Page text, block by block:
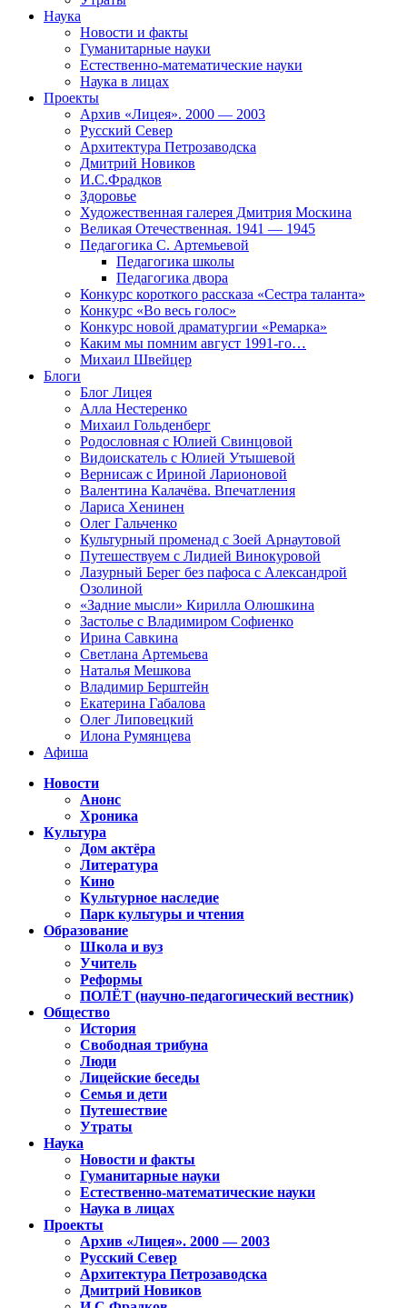
Наука
Новости и факты
Гуманитарные науки
Естественно-математические науки
Наука в лицах
Проекты
Архив «Лицея». 2000 — 2003
Русский Север
Архитектура Петрозаводска
Дмитрий Новиков
И.С.Фрадков
Здоровье
Художественная галерея Дмитрия Москина
Великая Отечественная. 1941 — 1945
Педагогика С. Артемьевой
Педагогика школы
Педагогика двора
Конкурс короткого рассказа «Сестра таланта»
Конкурс «Во весь голос»
Конкурс новой драматургии «Ремарка»
Каким мы помним август 1991-го…
Михаил Швейцер
Блоги
Блог Лицея
Алла Нестеренко
Михаил Гольденберг
Родословная с Юлией Свинцовой
Видоискатель с Юлией Утышевой
Вернисаж с Ириной Ларионовой
Валентина Калачёва. Впечатления
Лариса Хенинен
Олег Гальченко
Культурный променад с Зоей Арнаутовой
Путешествуем с Лидией Винокуровой
Лазурный Берег без пафоса с Александрой
Озолиной
«Задние мысли» Кирилла Олюшкина
Застолье с Владимиром Софиенко
Ирина Савкина
Светлана Артемьева
Наталья Мешкова
Владимир Берштейн
Екатерина Габалова
Олег Липовецкий
Илона Румянцева
Афиша
Новости
Анонс
Хроника
Культура
Дом актёра
Литература
Кино
Культурное наследие
Парк культуры и чтения
Образование
Школа и вуз
Учитель
Реформы
ПОЛЁТ (научно-педагогический вестник)
Общество
История
Свободная трибуна
Люди
Лицейские беседы
Семья и дети
Путешествие
Утраты
Наука
Новости и факты
Гуманитарные науки
Естественно-математические науки
Наука в лицах
Проекты
Архив «Лицея». 2000 — 2003
Русский Север
Архитектура Петрозаводска
Дмитрий Новиков